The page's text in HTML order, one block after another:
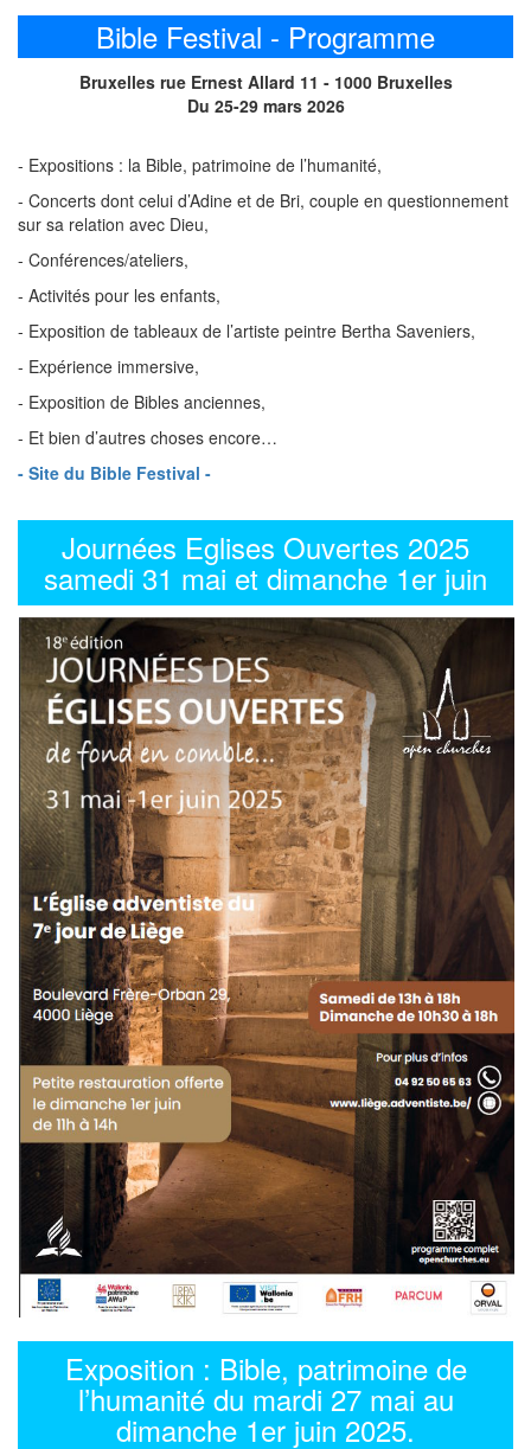
Bible Festival - Programme
Bruxelles rue Ernest Allard 11 - 1000 Bruxelles
Du 25-29 mars 2026
- Expositions : la Bible, patrimoine de l’humanité,
- Concerts dont celui d’Adine et de Bri, couple en questionnement
sur sa relation avec Dieu,
- Conférences/ateliers,
- Activités pour les enfants,
- Exposition de tableaux de l’artiste peintre Bertha Saveniers,
- Expérience immersive,
- Exposition de Bibles anciennes,
- Et bien d’autres choses encore…
- Site du Bible Festival -
Journées Eglises Ouvertes 2025
samedi 31 mai et dimanche 1er juin
Exposition : Bible, patrimoine de
l’humanité du mardi 27 mai au
dimanche 1er juin 2025.